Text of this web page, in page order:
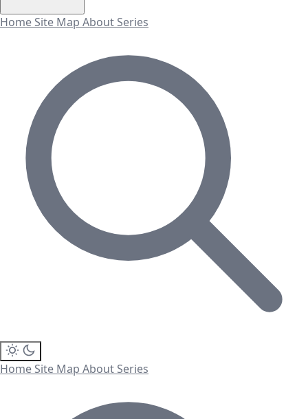
Home Site Map About Series
Home Site Map About Series